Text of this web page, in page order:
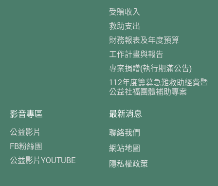
受贈收入
救助支出
財務報表及年度預算
工作計畫與報告
專案捐贈(執行期滿公告)
112年度籌募急難救助經費暨
公益社福團體補助專案
影音專區
公益影片
FB粉絲團
公益影片YOUTUBE
最新消息
聯絡我們
網站地圖
隱私權政策